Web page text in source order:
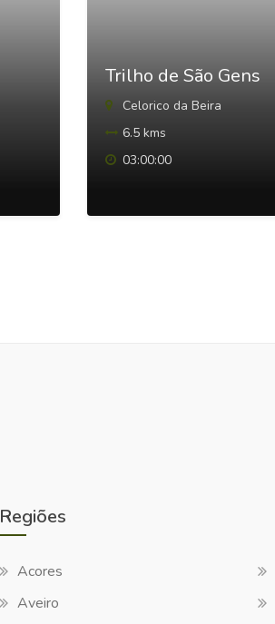
Trilho de São Gens
Celorico da Beira
6.5 kms
03:00:00
Regiões
Acores
Aveiro